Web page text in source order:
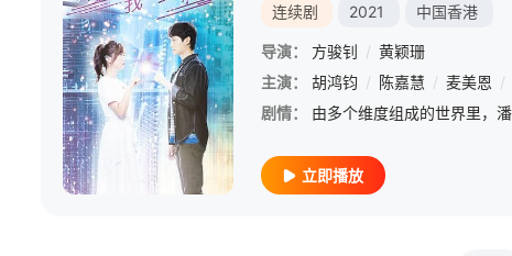
连续剧 2021 中国香港
导演： 方骏钊 / 黄颖珊
主演：
胡鸿钧 / 陈嘉慧 / 麦美恩 /
剧情：
立即播放